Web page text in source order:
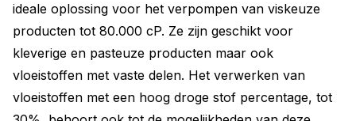
ideale oplossing voor het verpompen van viskeuze
producten tot 80.000 cP. Ze zijn geschikt voor
kleverige en pasteuze producten maar ook
vloeistoffen met vaste delen. Het verwerken van
vloeistoffen met een hoog droge stof percentage, tot